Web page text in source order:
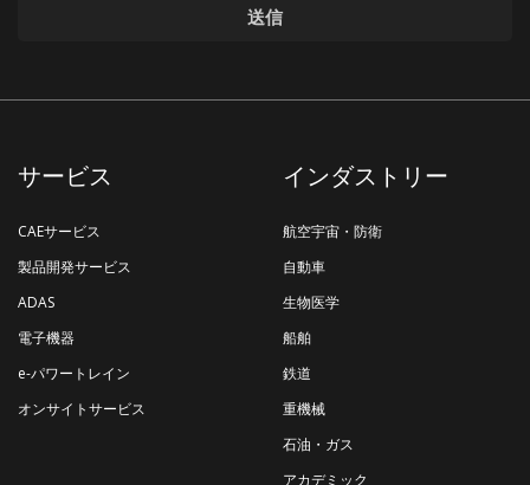
サービス
CAEサービス
製品開発サービス
ADAS
電子機器
e-パワートレイン
オンサイトサービス
インダストリー
航空宇宙・防衛
自動車
生物医学
船舶
鉄道
重機械
石油・ガス
アカデミック